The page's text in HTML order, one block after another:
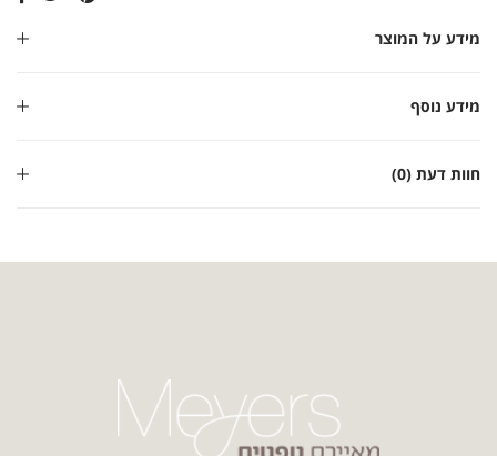
מידע על המוצר
מידע נוסף
חוות דעת (0)